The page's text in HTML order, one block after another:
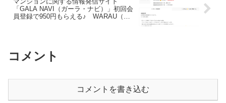
「GALA NAVI（ガーラ・ナビ）」初回会
員登録で950円もらえる♪ WARAU（ワ
コメント
コメントを書き込む